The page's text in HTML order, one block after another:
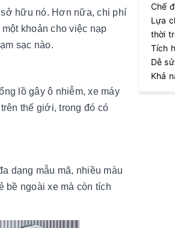
sở hữu nó. Hơn nữa, chi phí
khoản cho việc nạp
sạc nào.
lồ gây ô nhiễm, xe máy
thế giới, trong đó có
dạng mẫu mã, nhiều màu
bề ngoài xe mà còn tích
Chế
Lựa
thời
Tích
Dễ
Khả